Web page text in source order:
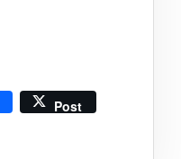
Post